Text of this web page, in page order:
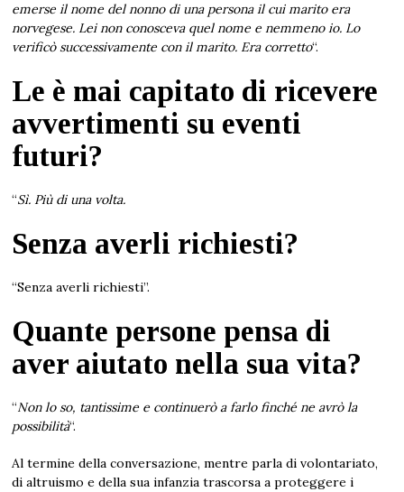
emerse il nome del nonno di una persona il cui marito era
norvegese. Lei non conosceva quel nome e nemmeno io. Lo
verificò successivamente con il marito. Era corretto“.
Le è mai capitato di ricevere
avvertimenti su eventi
futuri?
“Sì. Più di una volta.
Senza averli richiesti?
“Senza averli richiesti”.
Quante persone pensa di
aver aiutato nella sua vita?
“Non lo so, tantissime e continuerò a farlo finché ne avrò la
possibilità“.
Al termine della conversazione, mentre parla di volontariato,
di altruismo e della sua infanzia trascorsa a proteggere i